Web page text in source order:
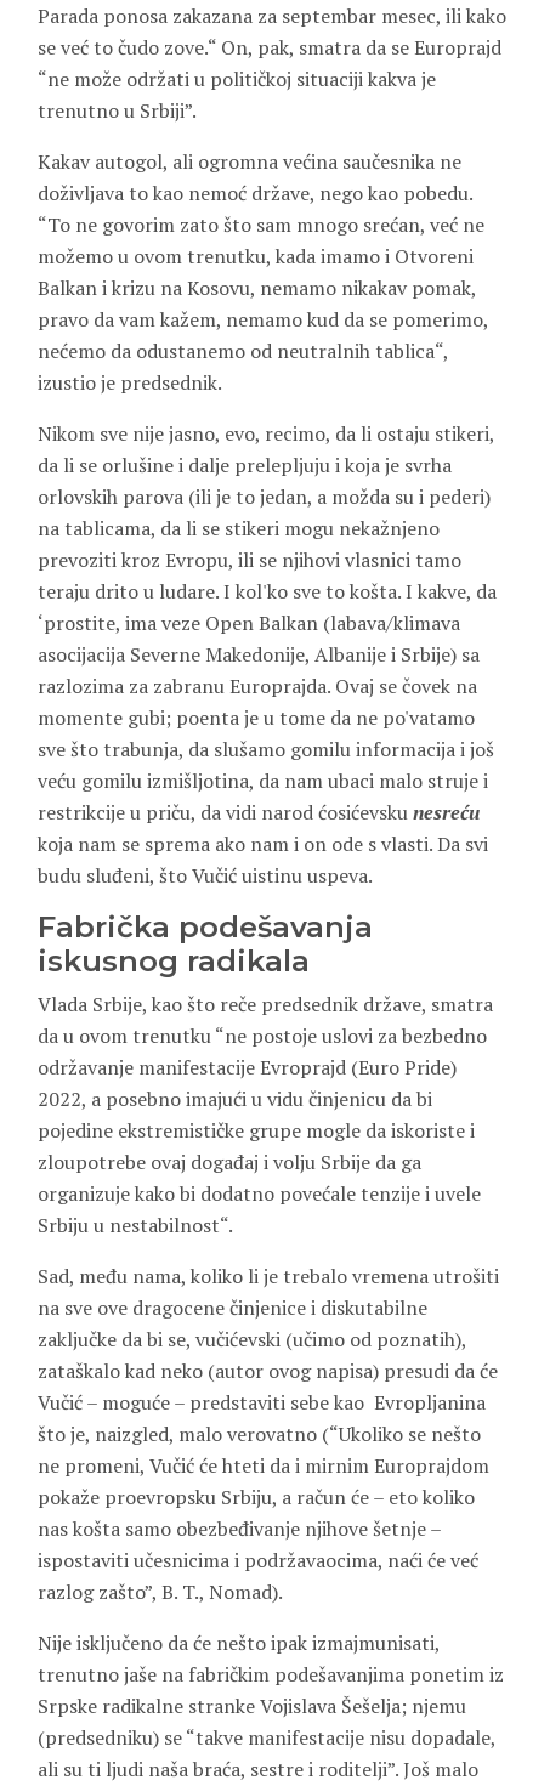
Parada ponosa zakazana za septembar mesec, ili kako
se već to čudo zove.“ On, pak, smatra da se Europrajd
“ne može održati u političkoj situaciji kakva je
trenutno u Srbiji”.
Kakav autogol, ali ogromna većina saučesnika ne
doživljava to kao nemoć države, nego kao pobedu.
“To ne govorim zato što sam mnogo srećan, već ne
možemo u ovom trenutku, kada imamo i Otvoreni
Balkan i krizu na Kosovu, nemamo nikakav pomak,
pravo da vam kažem, nemamo kud da se pomerimo,
nećemo da odustanemo od neutralnih tablica“,
izustio je predsednik.
Nikom sve nije jasno, evo, recimo, da li ostaju stikeri,
da li se orlušine i dalje prelepljuju i koja je svrha
orlovskih parova (ili je to jedan, a možda su i pederi)
na tablicama, da li se stikeri mogu nekažnjeno
prevoziti kroz Evropu, ili se njihovi vlasnici tamo
teraju drito u ludare. I kol'ko sve to košta. I kakve, da
‘prostite, ima veze Open Balkan (labava/klimava
asocijacija Severne Makedonije, Albanije i Srbije) sa
razlozima za zabranu Europrajda. Ovaj se čovek na
momente gubi; poenta je u tome da ne po'vatamo
sve što trabunja, da slušamo gomilu informacija i još
veću gomilu izmišljotina, da nam ubaci malo struje i
restrikcije u priču, da vidi narod ćosićevskunesreću
koja nam se sprema ako nam i on ode s vlasti. Da svi
budu sluđeni, što Vučić uistinu uspeva.
Fabrička podešavanja
iskusnog radikala
Vlada Srbije, kao što reče predsednik države, smatra
da u ovom trenutku “ne postoje uslovi za bezbedno
održavanje manifestacije Evroprajd (Euro Pride)
2022, a posebno imajući u vidu činjenicu da bi
pojedine ekstremističke grupe mogle da iskoriste i
zloupotrebe ovaj događaj i volju Srbije da ga
organizuje kako bi dodatno povećale tenzije i uvele
Srbiju u nestabilnost“.
Sad, među nama, koliko li je trebalo vremena utrošiti
na sve ove dragocene činjenice i diskutabilne
zaključke da bi se, vučićevski (učimo od poznatih),
zataškalo kad neko (autor ovog napisa) presudi da će
Vučić – moguće – predstaviti sebe kao Evropljanina
što je, naizgled, malo verovatno (“Ukoliko se nešto
ne promeni, Vučić će hteti da i mirnim Europrajdom
pokaže proevropsku Srbiju, a račun će – eto koliko
nas košta samo obezbeđivanje njihove šetnje –
ispostaviti učesnicima i podržavaocima, naći će već
razlog zašto”, B. T., Nomad).
Nije isključeno da će nešto ipak izmajmunisati,
trenutno jaše na fabričkim podešavanjima ponetim iz
Srpske radikalne stranke Vojislava Šešelja; njemu
(predsedniku) se “takve manifestacije nisu dopadale,
ali su ti ljudi naša braća, sestre i roditelji”. Još malo